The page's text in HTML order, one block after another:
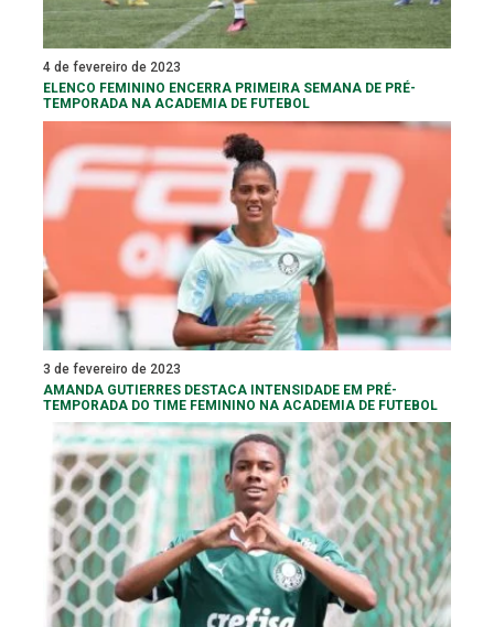
4 de fevereiro de 2023
ELENCO FEMININO ENCERRA PRIMEIRA SEMANA DE PRÉ-
TEMPORADA NA ACADEMIA DE FUTEBOL
3 de fevereiro de 2023
AMANDA GUTIERRES DESTACA INTENSIDADE EM PRÉ-
TEMPORADA DO TIME FEMININO NA ACADEMIA DE FUTEBOL